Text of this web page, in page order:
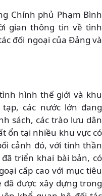
Chính phủ Phạm Bình
gian thông tin về tình
đối ngoại của Đảng và
hình thế giới và khu
các nước lớn đang
sách, các trào lưu dân
ổn tại nhiều khu vực có
cảnh đó, với tinh thần
triển khai bài bản, có
cấp cao với mục tiêu
được xây dựng trong